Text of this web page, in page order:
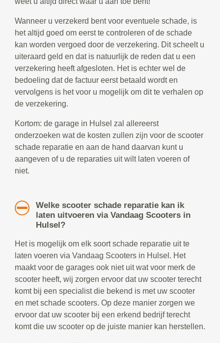
Wanneer u verzekerd bent voor eventuele schade, is
het altijd goed om eerst te controleren of de schade
kan worden vergoed door de verzekering. Dit scheelt u
uiteraard geld en dat is natuurlijk de reden dat u een
verzekering heeft afgesloten. Het is echter wel de
bedoeling dat de factuur eerst betaald wordt en
vervolgens is het voor u mogelijk om dit te verhalen op
de verzekering.
Kortom: de garage in Hulsel zal allereerst
onderzoeken wat de kosten zullen zijn voor de scooter
schade reparatie en aan de hand daarvan kunt u
aangeven of u de reparaties uit wilt laten voeren of
niet.
Welke scooter schade reparatie kan ik
laten uitvoeren via Vandaag Scooters in
Hulsel?
Het is mogelijk om elk soort schade reparatie uit te
laten voeren via Vandaag Scooters in Hulsel. Het
maakt voor de garages ook niet uit wat voor merk de
scooter heeft, wij zorgen ervoor dat uw scooter terecht
komt bij een specialist die bekend is met uw scooter
en met schade scooters. Op deze manier zorgen we
ervoor dat uw scooter bij een erkend bedrijf terecht
komt die uw scooter op de juiste manier kan herstellen.